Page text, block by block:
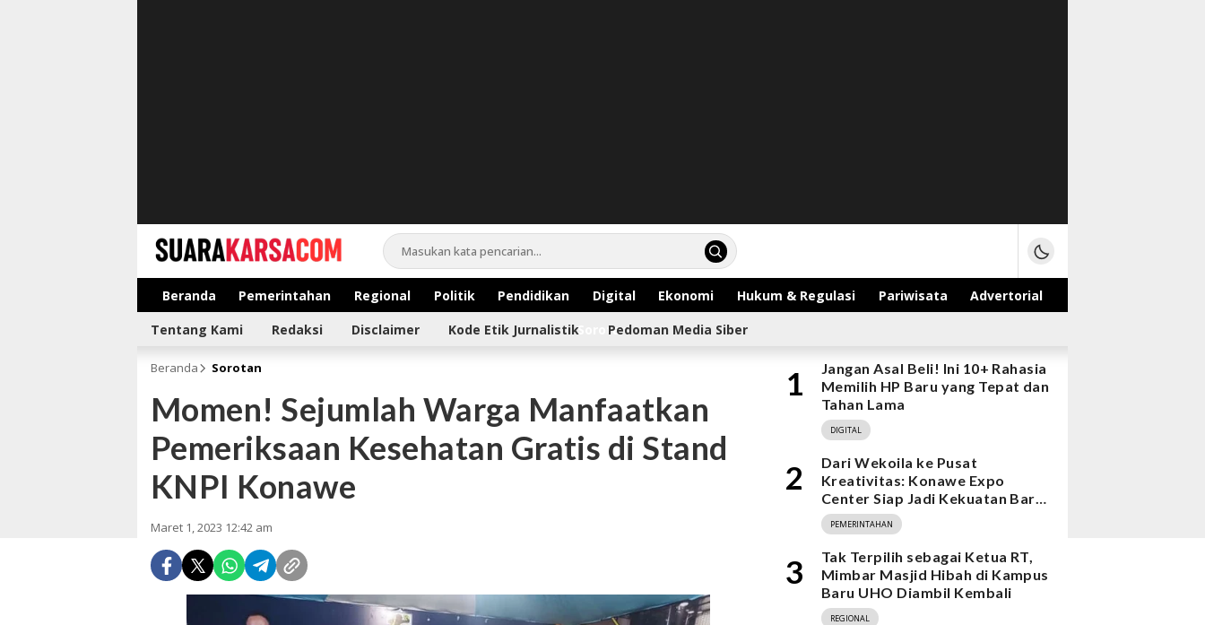
suarakarsa.com
Informasi terpercaya
Beranda Pemerintahan Regional Politik Pendidikan Digital Ekonomi Hukum & Regulasi Pariwisata
Advertorial
Sorotan
Tentang Kami Redaksi Disclaimer Kode Etik Jurnalistik Pedoman Media Siber
Beranda Sorotan
Momen! Sejumlah Warga Manfaatkan
Pemeriksaan Kesehatan Gratis di Stand
KNPI Konawe
Maret 1, 2023 12:42 am
1
Jangan Asal Beli! Ini 10+ Rahasia
Memilih HP Baru yang Tepat dan
Tahan Lama
DIGITAL
2
Dari Wekoila ke Pusat
Kreativitas: Konawe Expo
Center Siap Jadi Kekuatan Baru
Ekonomi
PEMERINTAHAN
3
Tak Terpilih sebagai Ketua RT,
Mimbar Masjid Hibah di Kampus
Baru UHO Diambil Kembali
REGIONAL